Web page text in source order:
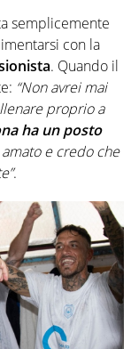
semplicemente
con la
. Quando il
“Non avrei mai
proprio a
ha un posto
e credo che
.